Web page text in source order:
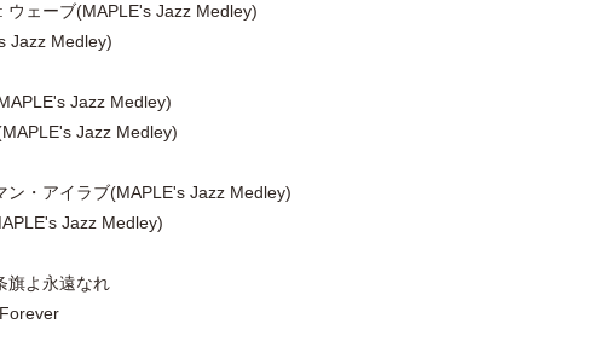
ウェーブ(MAPLE's Jazz Medley)
Jazz Medley)
Jazz Medley)
Jazz Medley)
・アイラブ(MAPLE's Jazz Medley)
Jazz Medley)
旗よ永遠なれ